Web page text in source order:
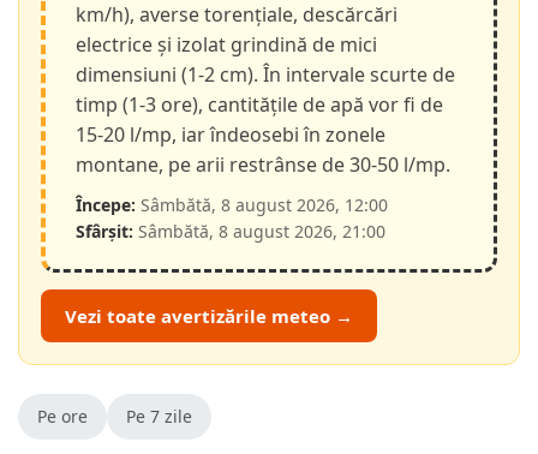
km/h), averse torențiale, descărcări
electrice și izolat grindină de mici
dimensiuni (1-2 cm). În intervale scurte de
timp (1-3 ore), cantitățile de apă vor fi de
15-20 l/mp, iar îndeosebi în zonele
montane, pe arii restrânse de 30-50 l/mp.
Începe: Sâmbătă, 8 august 2026, 12:00
Sfârșit: Sâmbătă, 8 august 2026, 21:00
Vezi toate avertizările meteo →
Pe ore Pe 7 zile